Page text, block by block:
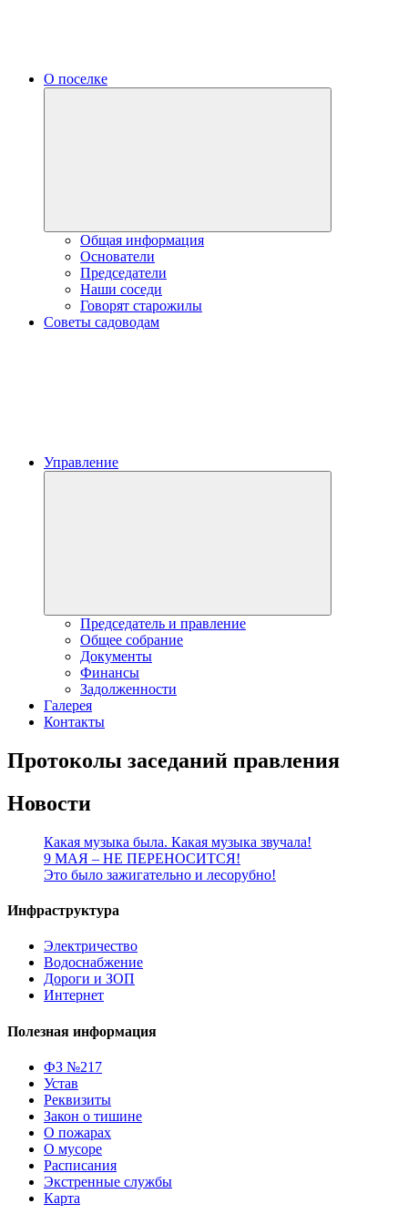
О поселке
Общая информация
Основатели
Председатели
Наши соседи
Говорят старожилы
Советы садоводам
Управление
Председатель и правление
Общее собрание
Документы
Финансы
Задолженности
Галерея
Контакты
Протоколы заседаний правления
Новости
Какая музыка была. Какая музыка звучала!
9 МАЯ – НЕ ПЕРЕНОСИТСЯ!
Это было зажигательно и лесорубно!
Инфраструктура
Электричество
Водоснабжение
Дороги и ЗОП
Интернет
Полезная информация
ФЗ №217
Устав
Реквизиты
Закон о тишине
О пожарах
О мусоре
Расписания
Экстренные службы
Карта